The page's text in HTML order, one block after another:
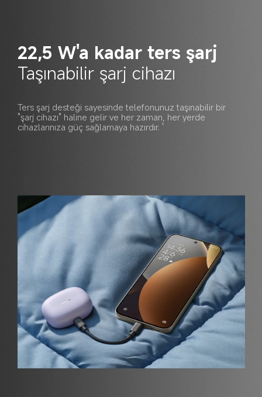
22,5 W'a kadar ters şarj
Taşınabilir şarj cihazı
Ters şarj desteği sayesinde telefonunuz taşınabilir bir
"şarj cihazı" haline gelir ve her zaman, her yerde
cihazlarınıza güç sağlamaya hazırdır.
5